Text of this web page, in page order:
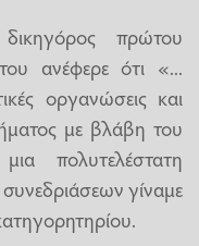
πρώτου
ανέφερε ότι «...
οργανώσεις και
με βλάβη του
πολυτελέστατη
γίναμε